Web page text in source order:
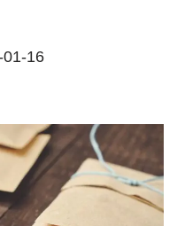
01-16